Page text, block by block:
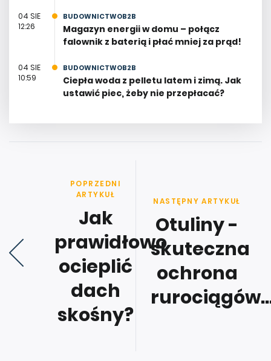
04 SIE
12:26
BUDOWNICTWOB2B
Magazyn energii w domu – połącz
falownik z baterią i płać mniej za prąd!
04 SIE
10:59
BUDOWNICTWOB2B
Ciepła woda z pelletu latem i zimą. Jak
ustawić piec, żeby nie przepłacać?
POPRZEDNI
ARTYKUŁ
Jak
prawidłowo
ocieplić
dach
skośny?
NASTĘPNY ARTYKUŁ
Otuliny -
skuteczna
ochrona